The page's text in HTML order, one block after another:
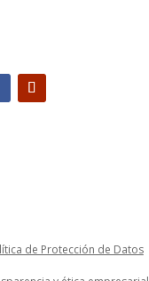
de Protección de Datos